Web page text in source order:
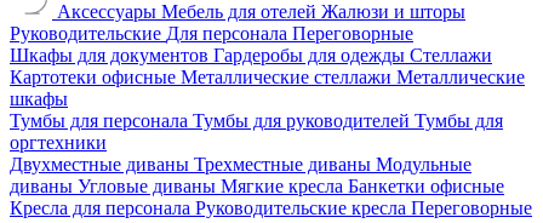
Аксессуары Мебель для отелей Жалюзи и шторы
Руководительские Для персонала Переговорные
Шкафы для документов Гардеробы для одежды Стеллажи
Картотеки офисные Металлические стеллажи Металлические
шкафы
Тумбы для персонала Тумбы для руководителей Тумбы для
оргтехники
Двухместные диваны Трехместные диваны Модульные
диваны Угловые диваны Мягкие кресла Банкетки офисные
Кресла для персонала Руководительские кресла Переговорные